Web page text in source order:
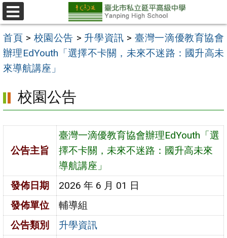
跳
至
主
要
內
選
單
首頁 > 校園公告 > 升學資訊 > 臺灣一滴優教育協會
辦理EdYouth「選擇不卡關，未來不迷路：國升高未
來導航講座」
校園公告
公告主旨
臺灣一滴優教育協會辦理EdYouth「選
擇不卡關，未來不迷路：國升高未來
導航講座」
發佈日期
2026 年 6 月 01 日
發佈單位
輔導組
公告類別
升學資訊